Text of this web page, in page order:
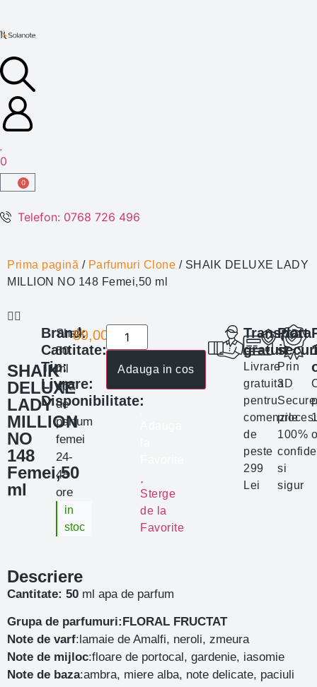
0
0
Telefon: 0768 726 496
Prima pagină / Parfumuri Clone / SHAIK DELUXE LADY
MILLION NO 148 Femei,50 ml
SHAIK
DELUXE
LADY
MILLION
NO
148
Femei,50
ml
Brand:
Cantitate:
Tip:
Livrare:
Disponibilitate:
Shaik
50
ml
apa
de
parfum
femei
24-
48
ore
in
stoc
89,00 lei
Adauga in cos
Sterge
de la
Favorite
Transport
gratuit
Livrare
gratuita
pentru
comenzile
de
peste
299
Lei
Plata
Prin
3D
100%
si
sigur
Descriere
Cantitate: 50 ml apa de parfum
Grupa de parfumuri:FLORAL FRUCTAT
Note de varf:lamaie de Amalfi, neroli, zmeura
Note de mijloc:floare de portocal, gardenie, iasomie
Note de baza:ambra, miere alba, note delicate, paciuli